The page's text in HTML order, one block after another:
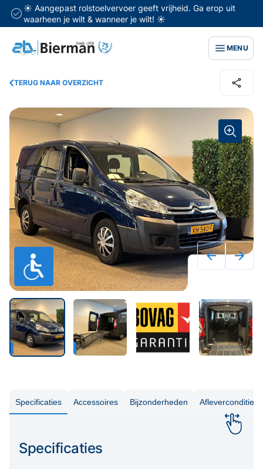
☀️ Aangepast rolstoelvervoer geeft vrijheid. Ga erop uit
waarheen je wilt & wanneer je wilt! ☀️
MENU
TERUG NAAR OVERZICHT
Specificaties Accessoires Bijzonderheden Aflevercondities
Specificaties